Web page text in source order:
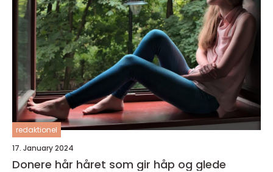
redaktionel
17. January 2024
Donere hår håret som gir håp og glede